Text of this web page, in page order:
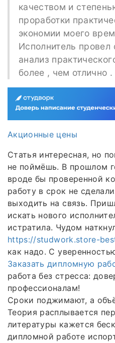
качеством и
проработки
экономии моего
Исполнитель провел
анализ
более , чем отлично
Акционные цены
Статья интересная, но
не поймёшь. В прошлом
вроде бы проверенной
работу в срок не
выходить на связь.
искать нового
истратила. Чудом
https://studwork.store-
как надо. С
Заказать дипломную
работа без стресса:
профессионалам!
Сроки поджимают, а
Теория расплывается
литературы кажется
дипломной работе